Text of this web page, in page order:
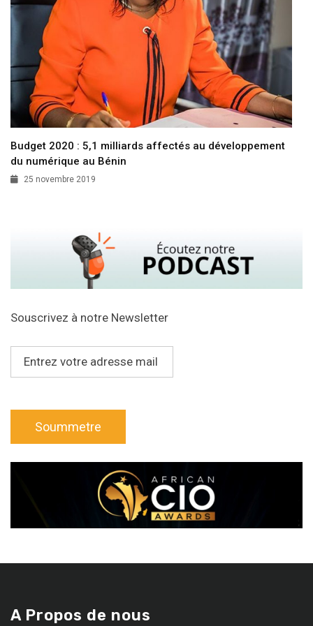
Budget 2020 : 5,1 milliards affectés au développement
du numérique au Bénin
25 novembre 2019
Souscrivez à notre Newsletter
A Propos de nous